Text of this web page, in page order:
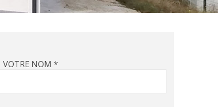
VOTRE NOM *